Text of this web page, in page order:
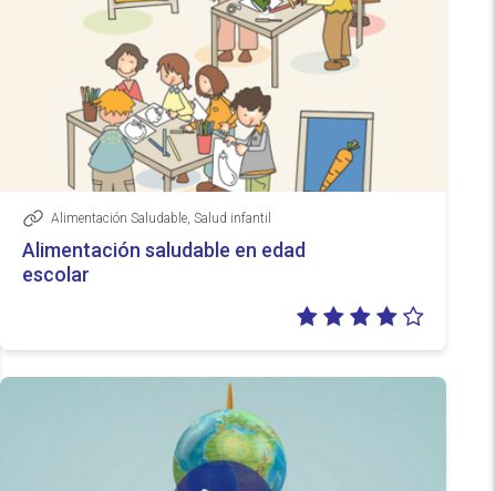
Enlace
Alimentación Saludable, Salud infantil
Alimentación saludable en edad
escolar